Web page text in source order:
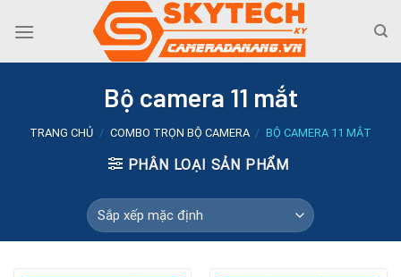
Bộ camera 11 mắt
TRANG CHỦ / COMBO TRỌN BỘ CAMERA / BỘ CAMERA 11 MẮT
PHÂN LOẠI SẢN PHẨM